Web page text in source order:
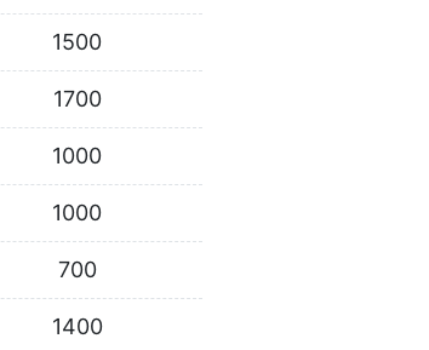
1500
1700
1000
1000
700
1400